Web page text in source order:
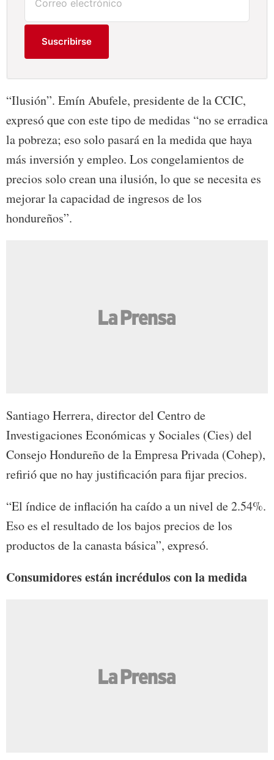
Suscribirse
“Ilusión”. Emín Abufele, presidente de la CCIC,
expresó que con este tipo de medidas “no se erradica
la pobreza; eso solo pasará en la medida que haya
más inversión y empleo. Los congelamientos de
precios solo crean una ilusión, lo que se necesita es
mejorar la capacidad de ingresos de los
hondureños”.
Santiago Herrera, director del Centro de
Investigaciones Económicas y Sociales (Cies) del
Consejo Hondureño de la Empresa Privada (Cohep),
refirió que no hay justificación para fijar precios.
“El índice de inflación ha caído a un nivel de 2.54%.
Eso es el resultado de los bajos precios de los
productos de la canasta básica”, expresó.
Consumidores están incrédulos con la medida